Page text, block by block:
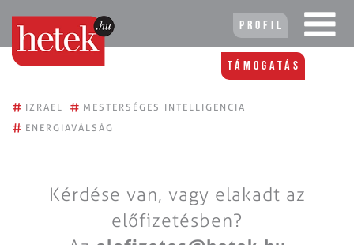
Profil
Támogatás
# IZRAEL # MESTERSÉGES INTELLIGENCIA
# ENERGIAVÁLSÁG
Kérdése van, vagy elakadt az
előfizetésben?